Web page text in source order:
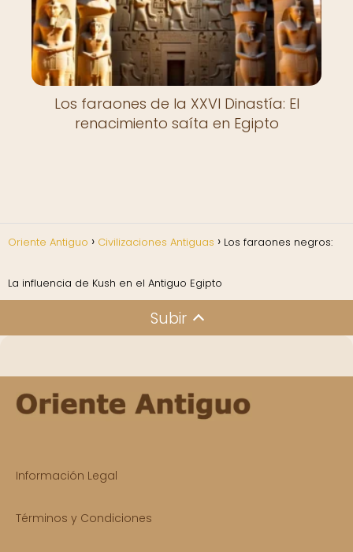
Los faraones de la XXVI Dinastía: El
renacimiento saíta en Egipto
Oriente Antiguo Civilizaciones Antiguas Los faraones negros:
La influencia de Kush en el Antiguo Egipto
Subir
Información Legal
Términos y Condiciones